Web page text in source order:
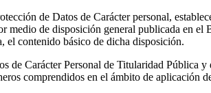
de Datos de Carácter personal,
medio de disposición general publicada en
el contenido básico de dicha disposición.
Carácter Personal de Titularidad Pública
comprendidos en el ámbito de aplicación